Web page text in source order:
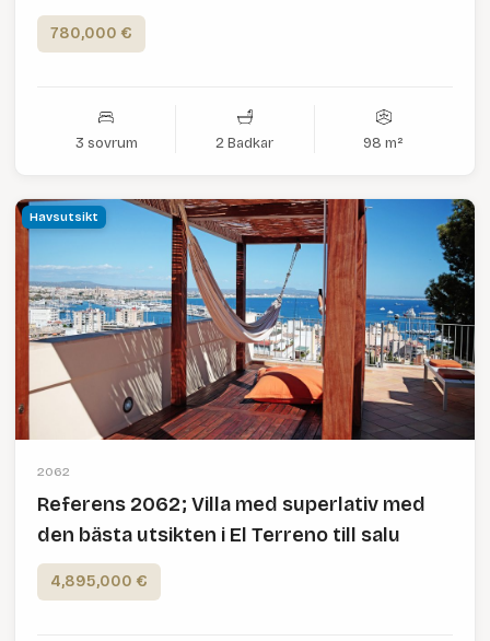
780,000 €
3 sovrum 2 Badkar 98 m²
Havsutsikt
2062
Referens 2062; Villa med superlativ med
den bästa utsikten i El Terreno till salu
4,895,000 €